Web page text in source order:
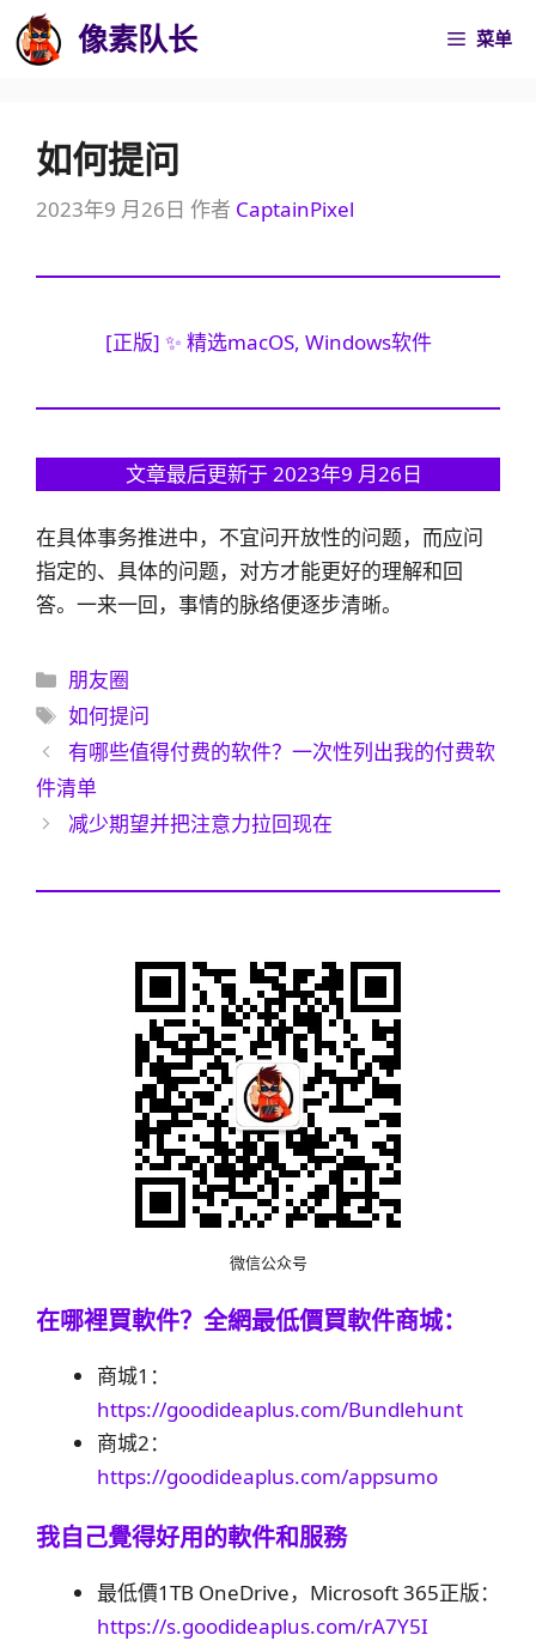
至
像素队长 菜单
如何提问
2023年9 月26日 作者 CaptainPixel
[正版] ✨ 精选macOS, Windows软件
文章最后更新于 2023年9 月26日
在具体事务推进中，不宜问开放性的问题，而应问
指定的、具体的问题，对方才能更好的理解和回
答。一来一回，事情的脉络便逐步清晰。
分
类
朋友圈
标
签
如何提问
有哪些值得付费的软件？一次性列出我的付费软
件清单
减少期望并把注意力拉回现在
微信公众号
在哪裡買軟件？ 全網最低價買軟件商城：
商城1：
https://goodideaplus.com/Bundlehunt
商城2：
https://goodideaplus.com/appsumo
我自己覺得好用的軟件和服務
最低價1TB OneDrive，Microsoft 365正版：
https://s.goodideaplus.com/rA7Y5I